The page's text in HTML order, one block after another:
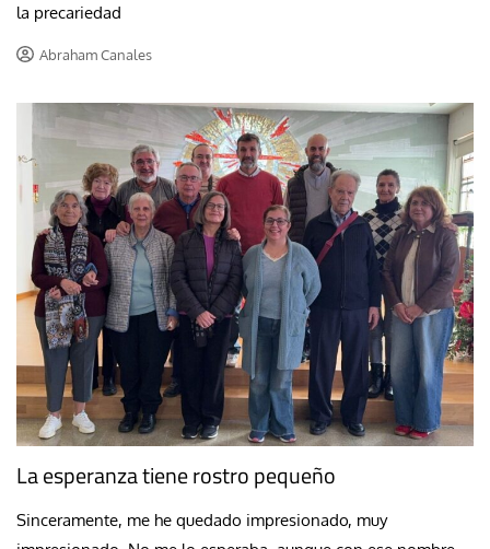
la precariedad
Abraham Canales
La esperanza tiene rostro pequeño
Sinceramente, me he quedado impresionado, muy